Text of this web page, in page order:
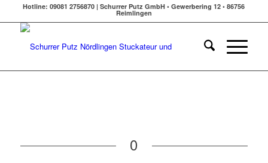
Hotline: 09081 2756870 | Schurrer Putz GmbH • Gewerbering 12 • 86756
Reimlingen
0